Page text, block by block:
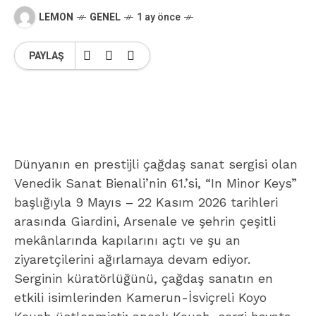
LEMON GENEL 1 ay önce
PAYLAŞ
Dünyanın en prestijli çağdaş sanat sergisi olan
Venedik Sanat Bienali’nin 61.’si, “In Minor Keys”
başlığıyla 9 Mayıs – 22 Kasım 2026 tarihleri ​​
arasında Giardini, Arsenale ve şehrin çeşitli
mekânlarında kapılarını açtı ve şu an
ziyaretçilerini ağırlamaya devam ediyor.
Serginin küratörlüğünü, çağdaş sanatın en
etkili isimlerinden Kamerun-İsviçreli Koyo